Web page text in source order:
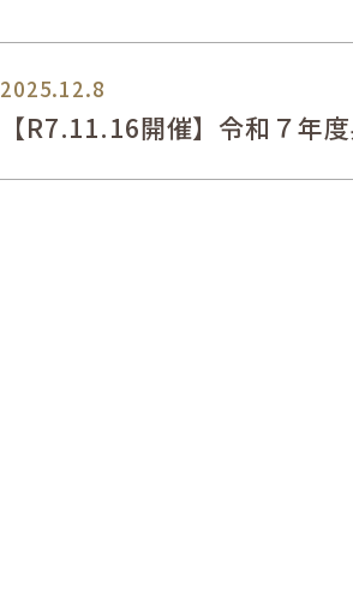
2025.12.8
【R7.11.16開催】令和７年